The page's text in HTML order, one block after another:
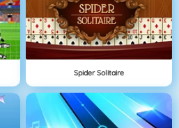
Spider Solitaire